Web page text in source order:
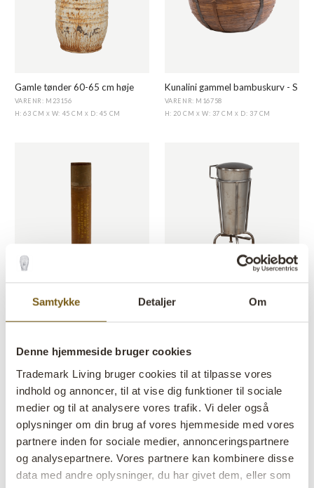
Samtykke Detaljer Om
Denne hjemmeside bruger cookies
Trademark Living bruger cookies til at tilpasse vores
indhold og annoncer, til at vise dig funktioner til sociale
medier og til at analysere vores trafik. Vi deler også
oplysninger om din brug af vores hjemmeside med vores
partnere inden for sociale medier, annonceringspartnere
og analysepartnere. Vores partnere kan kombinere disse
data med andre oplysninger, du har givet dem, eller som
Gamle tønder 60-65 cm høje
VARENR: M23156
H: 63 CM X W: 45 CM X D: 45 CM
Kunalini gammel bambuskurv - S
VARENR: M16758
H: 20 CM X W: 37 CMX D: 37 CM
vintage - L
VARENR: M16709